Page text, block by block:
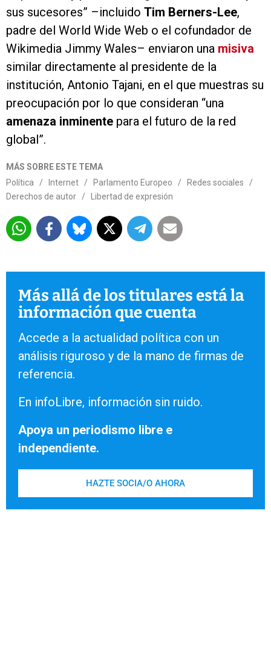
sus sucesores” –incluido Tim Berners-Lee,
padre del World Wide Web o el cofundador de
Wikimedia Jimmy Wales– enviaron una misiva
similar directamente al presidente de la
institución, Antonio Tajani, en el que muestras su
preocupación por lo que consideran “una
amenaza inminente para el futuro de la red
global”.
MÁS SOBRE ESTE TEMA
Política
/ Internet / Parlamento Europeo / Redes sociales
/
Derechos de autor
/ Libertad de expresión
Más allá de los titulares está la
información que cuenta
Accede a la actualidad política con un
análisis riguroso y de la mano de firmas de
referencia.
En infoLibre, información sin ruido.
Apoya un periodismo libre e
independiente.
HAZTE SOCIA/O AHORA